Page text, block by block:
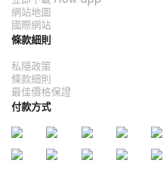
網站地圖
國際網站
條款細則
私隱政策
條款細則
最佳價格保證
付款方式